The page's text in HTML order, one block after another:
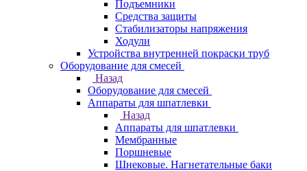
Подъемники
Средства защиты
Стабилизаторы напряжения
Ходули
Устройства внутренней покраски труб
Оборудование для смесей
Назад
Оборудование для смесей
Аппараты для шпатлевки
Назад
Аппараты для шпатлевки
Мембранные
Поршневые
Шнековые. Нагнетательные баки